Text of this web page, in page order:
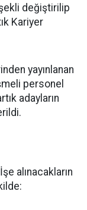
değiştirilip
Kariyer
yayınlanan
personel
adayların
alınacakların